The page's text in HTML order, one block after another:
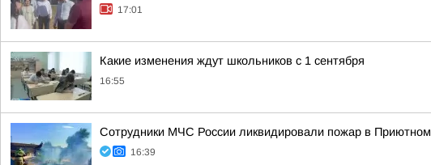
17:01
Какие изменения ждут школьников с 1 сентября
16:55
Сотрудники МЧС России ликвидировали пожар в Приютном
16:39